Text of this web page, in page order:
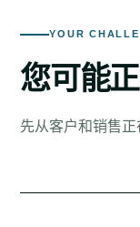
YOUR
您可能
先从客户和销售正